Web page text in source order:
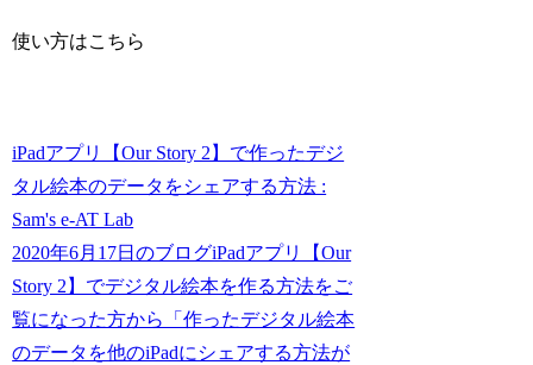
使い方はこちら
iPadアプリ【Our Story 2】で作ったデジ
タル絵本のデータをシェアする方法 :
Sam's e-AT Lab
2020年6月17日のブログiPadアプリ【Our
Story 2】でデジタル絵本を作る方法をご
覧になった方から「作ったデジタル絵本
のデータを他のiPadにシェアする方法が